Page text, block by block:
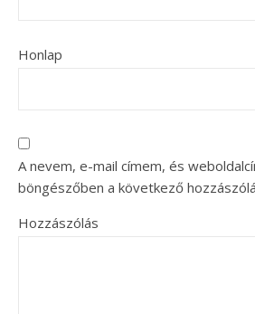
Honlap
A nevem, e-mail címem, és
böngészőben a következő
Hozzászólás